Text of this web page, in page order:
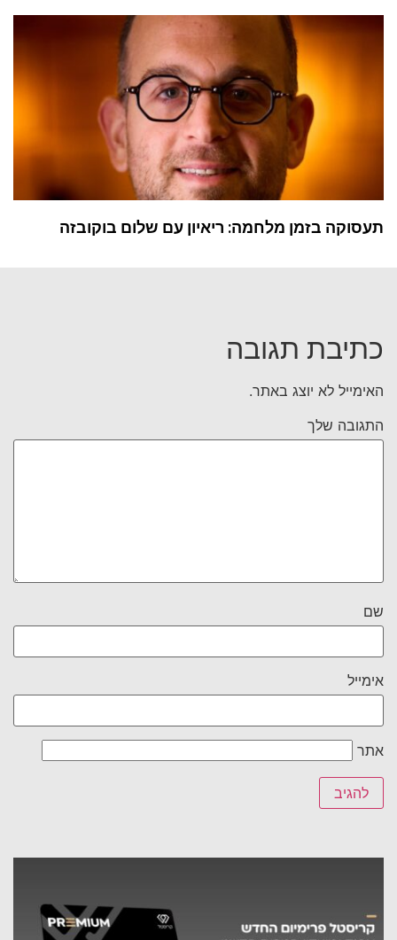
תעסוקה בזמן מלחמה: ריאיון עם שלום בוקובזה
כתיבת תגובה
האימייל לא יוצג באתר.
התגובה שלך
שם
אימייל
אתר